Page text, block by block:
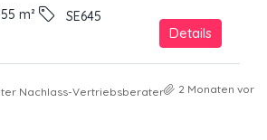
m² SE645
Details
Nachlass-Vertriebsberater 2 Monaten vor